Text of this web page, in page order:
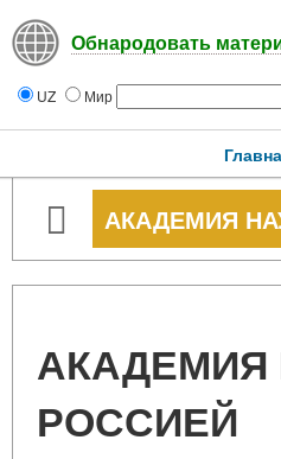
Обнародовать
UZ Мир
АКАДЕМИЯ
АКАДЕМИЯ
РОССИЕЙ